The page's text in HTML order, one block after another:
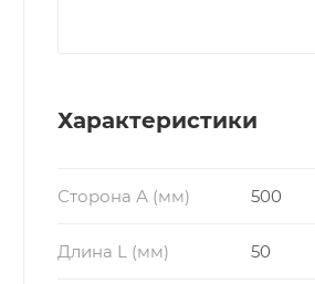
Характеристики
Сторона А (мм) 500
Длина L (мм) 50